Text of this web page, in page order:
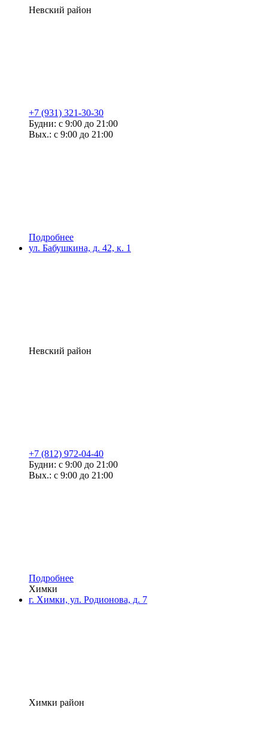
Невский район
+7 (931) 321-30-30
Будни: с 9:00 до 21:00
Вых.: с 9:00 до 21:00
Подробнее
ул. Бабушкина, д. 42, к. 1
Невский район
+7 (812) 972-04-40
Будни: с 9:00 до 21:00
Вых.: с 9:00 до 21:00
Подробнее
Химки
г. Химки, ул. Родионова, д. 7
Химки район